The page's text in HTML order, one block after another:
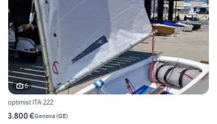
6
optimist ITA 222
3.800 €Genova (GE)